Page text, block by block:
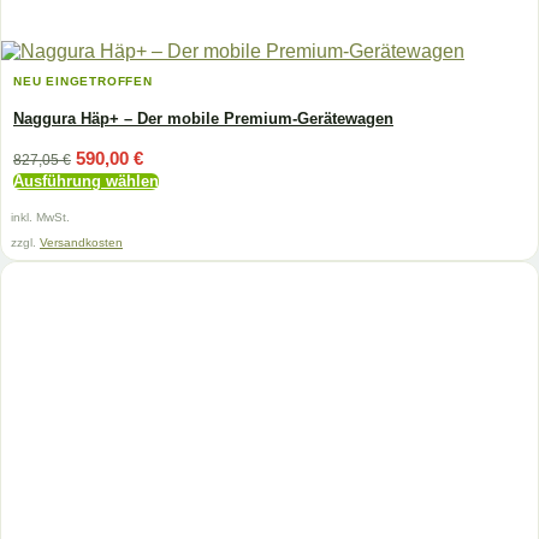
NEU EINGETROFFEN
Naggura Häp+ – Der mobile Premium-Gerätewagen
827,05€ Ursprünglicher
Preis
war:
590,00 €Aktueller
Preis
ist:
Ausführung wählen
Produkt
weist
mehrere
inkl. MwSt.
zzgl. Versandkosten